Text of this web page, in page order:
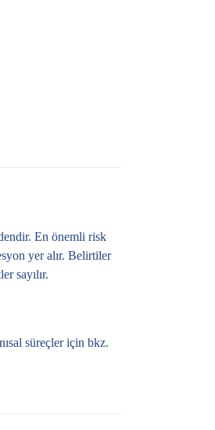
En önemli risk
yer alır. Belirtiler
sayılır.
süreçler için bkz.